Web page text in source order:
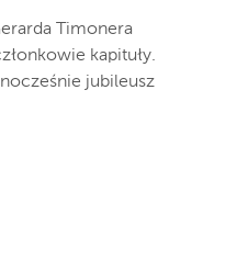
Timonera
kapituły.
jubileusz